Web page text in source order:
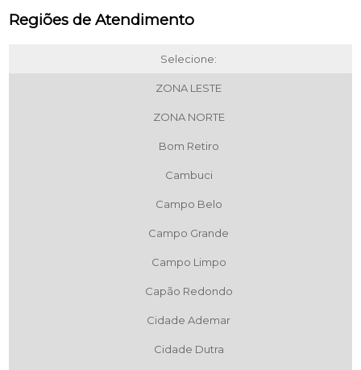
Regiões de Atendimento
Selecione:
ZONA LESTE
ZONA NORTE
Bom Retiro
Cambuci
Campo Belo
Campo Grande
Campo Limpo
Capão Redondo
Cidade Ademar
Cidade Dutra